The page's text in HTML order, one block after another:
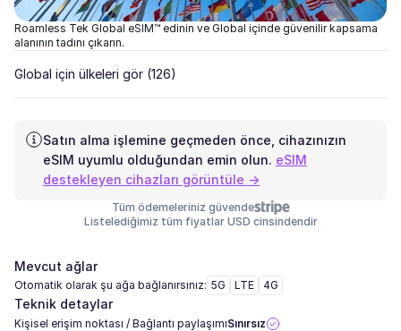
Roamless Tek Global eSIM™ edinin ve Global içinde güvenilir kapsama
alanının tadını çıkarın.
Global için ülkeleri gör (126)
Satın alma işlemine geçmeden önce, cihazınızın
eSIM uyumlu olduğundan emin olun. eSIM
destekleyen cihazları görüntüle →
Tüm ödemeleriniz güvende
Listelediğimiz tüm fiyatlar USD cinsindendir
Mevcut ağlar
Otomatik olarak şu ağa bağlanırsınız: 5G LTE 4G
Teknik detaylar
Kişisel erişim noktası / Bağlantı paylaşımıSınırsız